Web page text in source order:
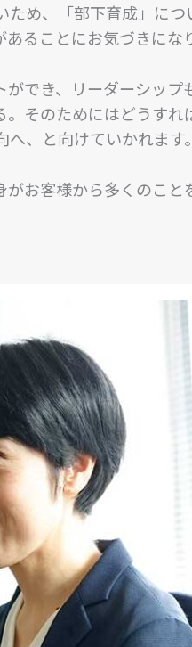
め、「部下育成」につ
ることにお気づきにな
ができ、リーダーシッ
そのためにはどうす
、と向けていかれます。
お客様から多くのこと